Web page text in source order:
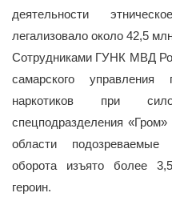
деятельности
легализовало около 42,5
Сотрудниками ГУНК МВД
самарского
наркотиков при
спецподразделения
области подозреваемые
оборота изъято более
героин.